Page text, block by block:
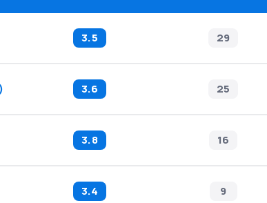
3.5 29
3.6 25
3.8 16
3.4 9